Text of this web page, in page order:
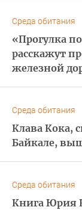
Среда обитания
«Прогулка
расскажут
железной
Среда обитания
Клава Кока,
Байкале,
Среда обитания
Книга Юрия